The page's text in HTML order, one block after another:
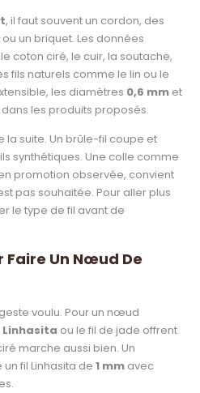
, il faut souvent un cordon, des
un briquet. Les données
coton ciré, le cuir, la soutache,
fils naturels comme le lin ou le
les diamètres 0,6 mm et
les produits proposés.
la suite. Un brûle-fil coupe et
synthétiques. Une colle comme
promotion observée, convient
pas souhaitée. Pour aller plus
le type de fil avant de
Faire Un Nœud De
voulu. Pour un nœud
Linhasita ou le fil de jade offrent
marche aussi bien. Un
fil Linhasita de 1 mm avec